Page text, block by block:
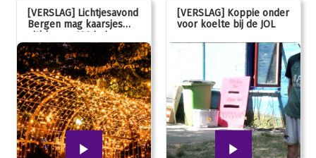
[VERSLAG] Lichtjesavond
Bergen mag kaarsjes
uitblazen: 100 jarig
jubileum!
[VERSLAG] Koppie onder
voor koelte bij de JOL